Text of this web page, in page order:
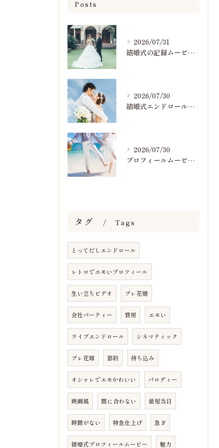
Posts
2026/07/31
結婚式の記録ムービーの映像撮影スタッフを募集中です
2026/07/30
結婚式エンドロールで人気のおすすめBGM楽曲ランキング！(7/29最新)
2026/07/30
プロフィールムービーで人気おすすめのBGM楽曲ランキング！(7/29最新)
タグ Tags
とってだしエンドロール
レトロでエモいプロフィール
生い立ちビデオ プレ花婿
会社パーティー 費用 エモい
ライブエンドロール シネマティック
プレ花嫁 節約 持ち込み
オシャレでエモかわいい パロディー
映画風 間に合わない 最短当日
時間がない 特急仕上げ 急ぎ
結婚式プロフィールムービー 魅力